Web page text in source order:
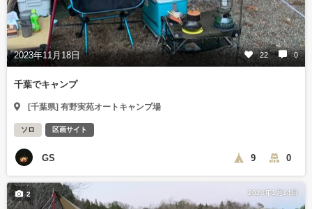
2023年11月18日 22 0
千葉でキャンプ
[千葉県] 有野実苑オートキャンプ場
ソロ 区画サイト
GS 9 0
2024年1月14日
2